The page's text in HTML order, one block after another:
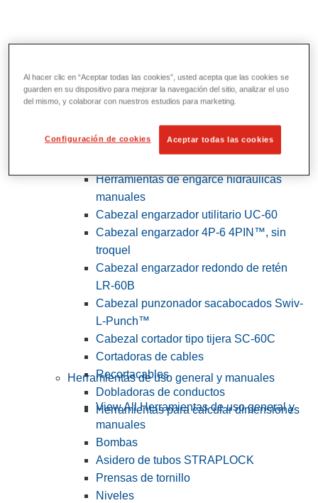
Herramientas de servicios públicos y de
View All Herramientas de servicios
Herramientas de engarce hidráulicas
manuales
Cabezal engarzador utilitario UC-60
Cabezal engarzador 4P-6 4PIN™, sin
troquel
Cabezal engarzador redondo de retén
LR-60B
Cabezal punzonador sacabocados Swiv-
L-Punch™
Cabezal cortador tipo tijera SC-60C
Cortadoras de cables
Recortacables
Dobladoras de conductos
Herramientas para calcular dimensiones
Herramientas de uso general y manuales
View All Herramientas de uso general y
manuales
Bombas
Asidero de tubos STRAPLOCK
Prensas de tornillo
Niveles
Al hacer clic en “Aceptar todas las cookies”, usted acepta que las cookies se
guarden en su dispositivo para mejorar la navegación del sitio, analizar el uso
del mismo, y colaborar con nuestros estudios para marketing.
Configuración de cookies Aceptar todas las cookies